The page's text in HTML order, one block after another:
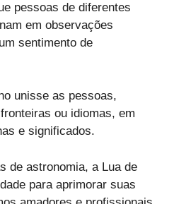
pessoas de diferentes
em observações
sentimento de
unisse as pessoas,
ou idiomas, em
e significados.
de astronomia, a Lua de
para aprimorar suas